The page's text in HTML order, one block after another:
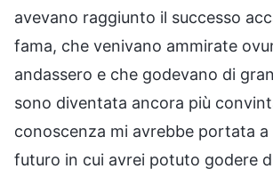
avevano raggiunto il successo
fama, che venivano ammirate
andassero e che godevano di
sono diventata ancora più
conoscenza mi avrebbe portata a
futuro in cui avrei potuto godere